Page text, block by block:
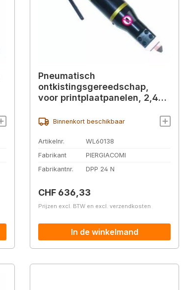
Pneumatisch
ontkistingsgereedschap,
voor printplaatpanelen, 2,4
Binnenkort beschikbaar
Artikelnr.
WL60138
Fabrikant
PIERGIACOMI
Fabrikantnr.
DPP 24 N
Normale prijs:
CHF 636,33
Prijzen excl. BTW en excl. verzendkosten
In de winkelmand